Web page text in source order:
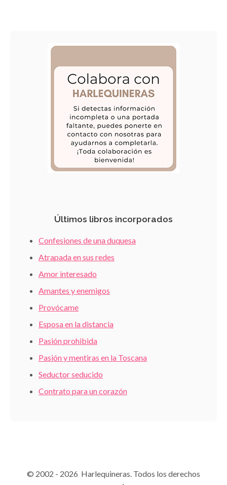
Últimos libros incorporados
Confesiones de una duquesa
Atrapada en sus redes
Amor interesado
Amantes y enemigos
Provócame
Esposa en la distancia
Pasión prohibida
Pasión y mentiras en la Toscana
Seductor seducido
Contrato para un corazón
© 2002 - 2026 Harlequineras. Todos los derechos